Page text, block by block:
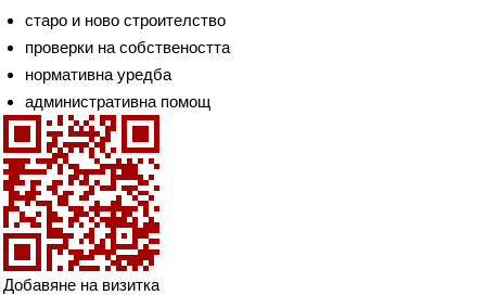
старо и ново строителство
проверки на собствеността
нормативна уредба
административна помощ
Добавяне на визитка